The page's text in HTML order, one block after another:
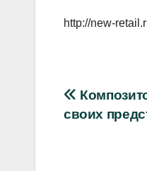
http://new-
своих